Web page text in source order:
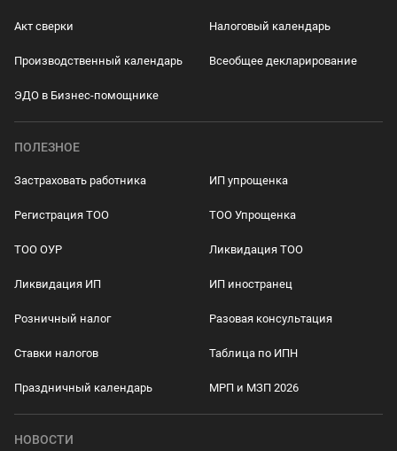
Акт сверки Налоговый календарь
Производственный календарь Всеобщее декларирование
ЭДО в Бизнес-помощнике
ПОЛЕЗНОЕ
Застраховать работника ИП упрощенка
Регистрация ТОО ТОО Упрощенка
ТОО ОУР Ликвидация ТОО
Ликвидация ИП ИП иностранец
Розничный налог Разовая консультация
Ставки налогов Таблица по ИПН
Праздничный календарь МРП и МЗП 2026
НОВОСТИ